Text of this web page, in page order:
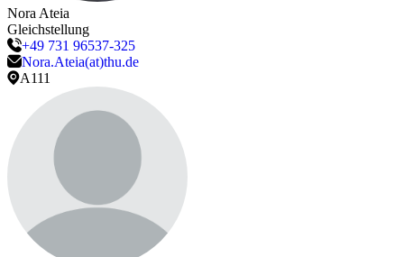
NoraAteia
Gleichstellung
+49 731 96537-325
Nora.Ateia(at)thu.de
A111